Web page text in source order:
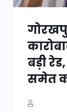
बड़ी
समेत